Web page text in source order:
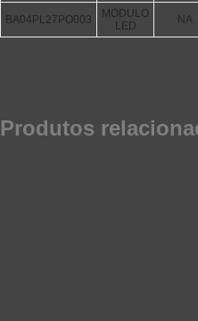
BA04PL27PO003
MODULO
LED
NA
Produtos